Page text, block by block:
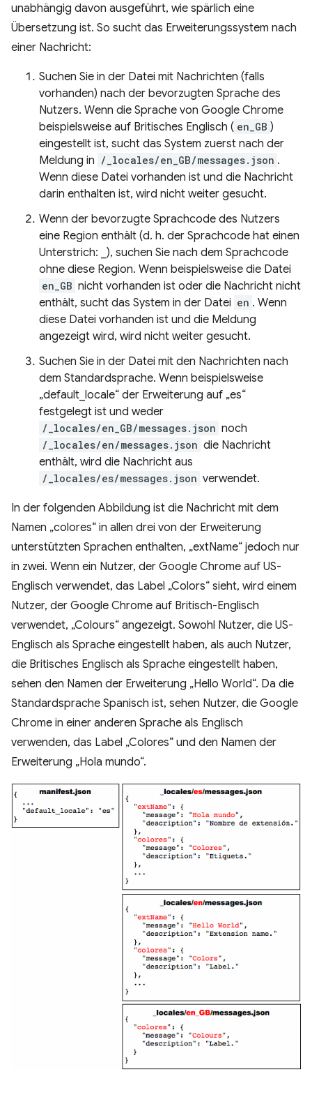
unabhängig davon ausgeführt, wie spärlich eine
Übersetzung ist. So sucht das Erweiterungssystem nach
einer Nachricht:
Suchen Sie in der Datei mit Nachrichten (falls
vorhanden) nach der bevorzugten Sprache des
Nutzers. Wenn die Sprache von Google Chrome
beispielsweise auf Britisches Englisch ( en_GB )
eingestellt ist, sucht das System zuerst nach der
Meldung in /_locales/en_GB/messages.json .
Wenn diese Datei vorhanden ist und die Nachricht
darin enthalten ist, wird nicht weiter gesucht.
Wenn der bevorzugte Sprachcode des Nutzers
eine Region enthält (d. h. der Sprachcode hat einen
Unterstrich: _), suchen Sie nach dem Sprachcode
ohne diese Region. Wenn beispielsweise die Datei
en_GB nicht vorhanden ist oder die Nachricht nicht
enthält, sucht das System in der Datei en . Wenn
diese Datei vorhanden ist und die Meldung
angezeigt wird, wird nicht weiter gesucht.
Suchen Sie in der Datei mit den Nachrichten nach
dem Standardsprache. Wenn beispielsweise
„default_locale“ der Erweiterung auf „es“
festgelegt ist und weder
/_locales/en_GB/messages.json noch
/_locales/en/messages.json die Nachricht
enthält, wird die Nachricht aus
/_locales/es/messages.json verwendet.
In der folgenden Abbildung ist die Nachricht mit dem
Namen „colores“ in allen drei von der Erweiterung
unterstützten Sprachen enthalten, „extName“ jedoch nur
in zwei. Wenn ein Nutzer, der Google Chrome auf US-
Englisch verwendet, das Label „Colors“ sieht, wird einem
Nutzer, der Google Chrome auf Britisch-Englisch
verwendet, „Colours“ angezeigt. Sowohl Nutzer, die US-
Englisch als Sprache eingestellt haben, als auch Nutzer,
die Britisches Englisch als Sprache eingestellt haben,
sehen den Namen der Erweiterung „Hello World“. Da die
Standardsprache Spanisch ist, sehen Nutzer, die Google
Chrome in einer anderen Sprache als Englisch
verwenden, das Label „Colores“ und den Namen der
Erweiterung „Hola mundo“.